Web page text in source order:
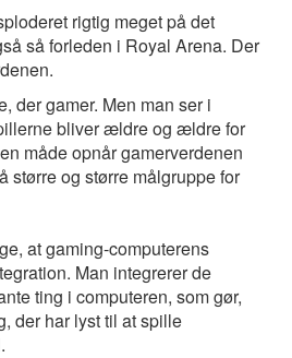
rigtig meget på det
så forleden i Royal Arena. Der
der gamer. Men man ser i
bliver ældre og ældre for
måde opnår gamerverdenen
større og større målgruppe for
at gaming-computerens
Man integrerer de
ting i computeren, som gør,
der har lyst til at spille